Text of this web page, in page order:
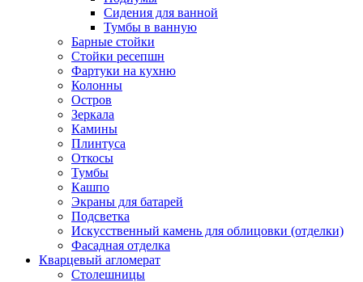
Сидения для ванной
Тумбы в ванную
Барные стойки
Стойки ресепшн
Фартуки на кухню
Колонны
Остров
Зеркала
Камины
Плинтуса
Откосы
Тумбы
Кашпо
Экраны для батарей
Подсветка
Искусственный камень для облицовки (отделки)
Фасадная отделка
Кварцевый агломерат
Столешницы